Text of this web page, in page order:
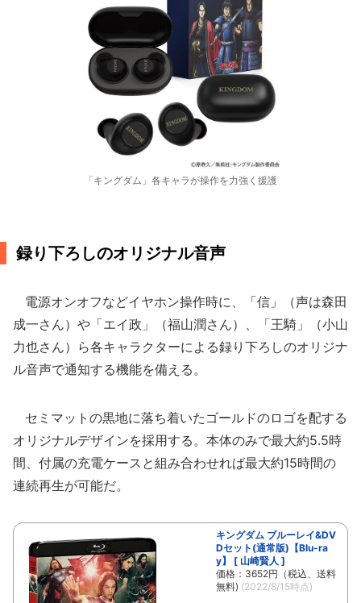
「キングダム」各キャラが操作を力強く援護
録り下ろしのオリジナル音声
電源オンオフなどイヤホン操作時に、「信」（声は森田
成一さん）や「エイ政」（福山潤さん）、「王騎」（小山
力也さん）ら各キャラクターによる録り下ろしのオリジナ
ル音声で通知する機能を備える。
セミマットの黒地に落ち着いたゴールドのロゴを配する
オリジナルデザインを採用する。本体のみで最大約5.5時
間、付属の充電ケースと組み合わせれば最大約15時間の
連続再生が可能だ。
キングダム ブルーレイ&DV
Dセット(通常版)【Blu-ra
y】 [ 山崎賢人 ]
価格：3652円（税込、送料
無料) (2022/8/15時点)